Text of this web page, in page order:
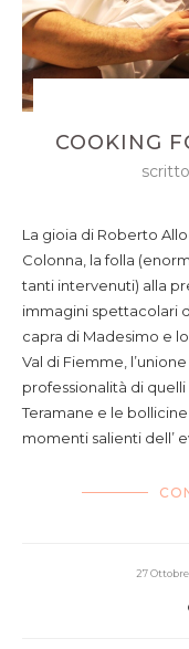
COOKING
La gioia di Roberto
Colonna, la folla
tanti intervenuti) alla
immagini spettacolari
capra di Madesimo e
Val di Fiemme,
professionalità di
Teramane e le
momenti salienti dell’
27 Ottobre